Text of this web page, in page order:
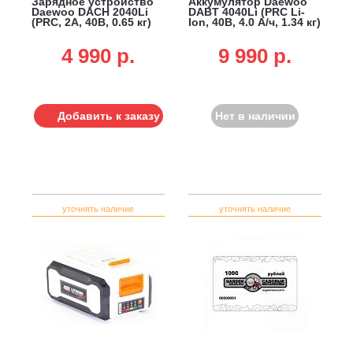
Daewoo DACH 2040Li
(PRC, 2А, 40В, 0.65 кг)
4 990 p.
Добавить к заказу
DABT 4040Li (PRC Li-
Ion, 40В, 4.0 А/ч, 1.34 кг)
9 990 p.
Нет в наличии
уточнять наличие уточнять наличие